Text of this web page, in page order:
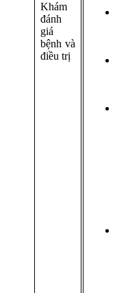
Khám
đánh
giá
bệnh và
điều trị